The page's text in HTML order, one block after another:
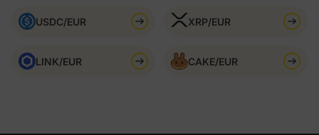
USDC/EUR XRP/EUR
LINK/EUR CAKE/EUR